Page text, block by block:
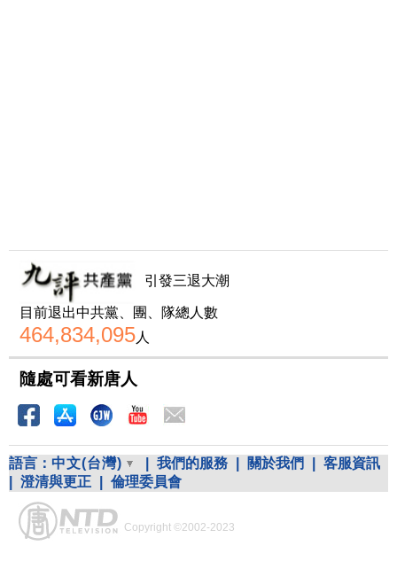
引發三退大潮
目前退出中共黨、團、隊總人數
464,834,095人
隨處可看新唐人
語言： 中文(台灣) 我們的服務 關於我們
客服資訊
澄清與更正 倫理委員會
Copyright ©2002-2023